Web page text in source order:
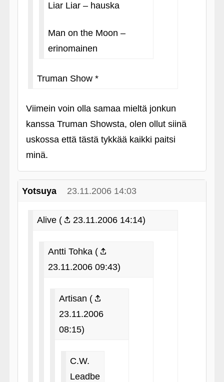
Liar Liar – hauska
Man on the Moon –
erinomainen
Truman Show *
Viimein voin olla samaa mieltä jonkun
kanssa Truman Showsta, olen ollut siinä
uskossa että tästä tykkää kaikki paitsi
minä.
Yotsuya 23.11.2006 14:03
Alive ( 23.11.2006 14:14)
Antti Tohka (
23.11.2006 09:43)
Artisan (
23.11.2006
08:15)
C.W.
Leadbe